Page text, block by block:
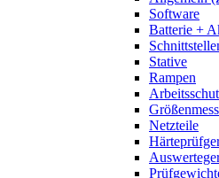
Software
Batterie +
Stative
Rampen
Netzteile